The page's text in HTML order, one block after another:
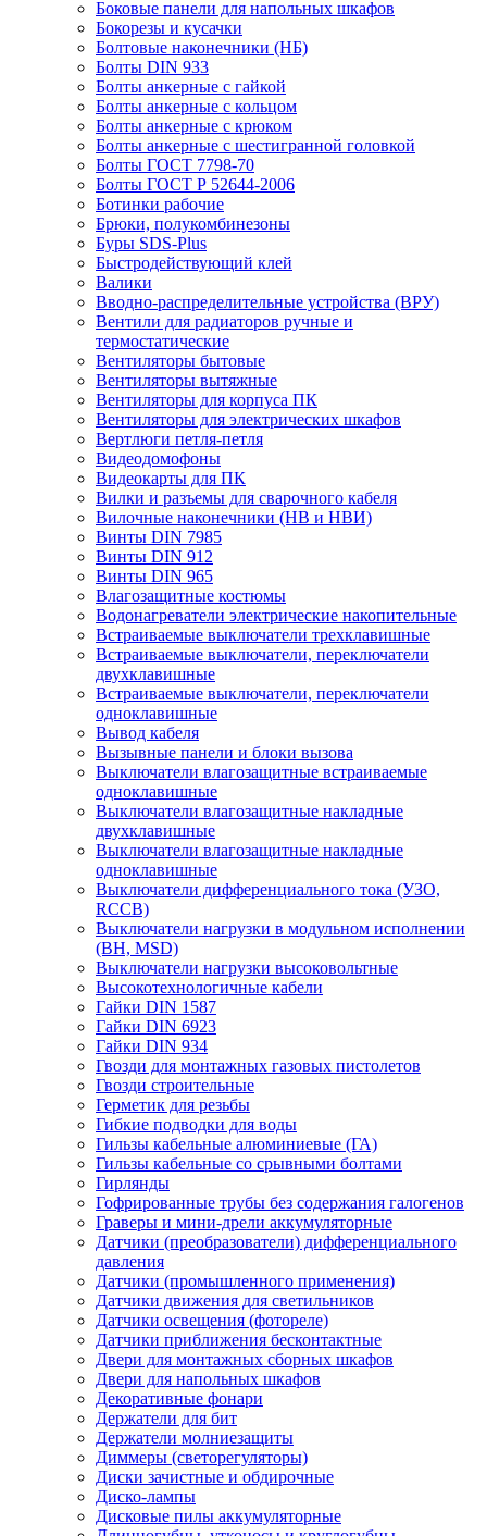
Боковые панели для напольных шкафов
Бокорезы и кусачки
Болтовые наконечники (НБ)
Болты DIN 933
Болты анкерные с гайкой
Болты анкерные с кольцом
Болты анкерные с крюком
Болты анкерные с шестигранной головкой
Болты ГОСТ 7798-70
Болты ГОСТ Р 52644-2006
Ботинки рабочие
Брюки, полукомбинезоны
Буры SDS-Plus
Быстродействующий клей
Валики
Вводно-распределительные устройства (ВРУ)
Вентили для радиаторов ручные и
термостатические
Вентиляторы бытовые
Вентиляторы вытяжные
Вентиляторы для корпуса ПК
Вентиляторы для электрических шкафов
Вертлюги петля-петля
Видеодомофоны
Видеокарты для ПК
Вилки и разъемы для сварочного кабеля
Вилочные наконечники (НВ и НВИ)
Винты DIN 7985
Винты DIN 912
Винты DIN 965
Влагозащитные костюмы
Водонагреватели электрические накопительные
Встраиваемые выключатели трехклавишные
Встраиваемые выключатели, переключатели
двухклавишные
Встраиваемые выключатели, переключатели
одноклавишные
Вывод кабеля
Вызывные панели и блоки вызова
Выключатели влагозащитные встраиваемые
одноклавишные
Выключатели влагозащитные накладные
двухклавишные
Выключатели влагозащитные накладные
одноклавишные
Выключатели дифференциального тока (УЗО,
RCCB)
Выключатели нагрузки в модульном исполнении
(ВН, MSD)
Выключатели нагрузки высоковольтные
Высокотехнологичные кабели
Гайки DIN 1587
Гайки DIN 6923
Гайки DIN 934
Гвозди для монтажных газовых пистолетов
Гвозди строительные
Герметик для резьбы
Гибкие подводки для воды
Гильзы кабельные алюминиевые (ГА)
Гильзы кабельные со срывными болтами
Гирлянды
Гофрированные трубы без содержания галогенов
Граверы и мини-дрели аккумуляторные
Датчики (преобразователи) дифференциального
давления
Датчики (промышленного применения)
Датчики движения для светильников
Датчики освещения (фотореле)
Датчики приближения бесконтактные
Двери для монтажных сборных шкафов
Двери для напольных шкафов
Декоративные фонари
Держатели для бит
Держатели молниезащиты
Диммеры (светорегуляторы)
Диски зачистные и обдирочные
Диско-лампы
Дисковые пилы аккумуляторные